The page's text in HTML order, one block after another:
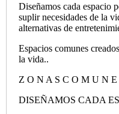
Diseñamos cada espacio
suplir necesidades de la
alternativas de
Espacios comunes
la vida..
Z O N A S C O M U N E
DISEÑAMOS CADA